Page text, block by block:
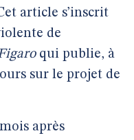
article s’inscrit
de
qui publie, à
sur le projet de
après